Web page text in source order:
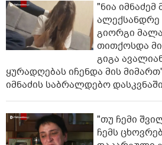
"ნია იმნაძემ
ალექსანდრე
გიორგი
თითქოსდა
გიგა
ყურადღებას იჩენდა მის
იმნაძის საბრალდებო
"თუ ჩემი
ჩემს